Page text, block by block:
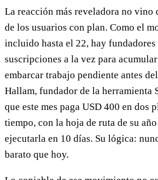
La reacción más reveladora no vino
de los usuarios con plan. Como el
incluido hasta el 22, hay fundadores
suscripciones a la vez para
embarcar trabajo pendiente antes
Hallam, fundador de la herramienta
que este mes paga USD 400 en dos
tiempo, con la hoja de ruta de su
ejecutarla en 10 días. Su lógica:
barato que hoy.